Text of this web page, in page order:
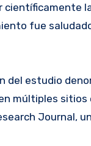
científicamente
fue
del estudio
múltiples sitios
Journal,